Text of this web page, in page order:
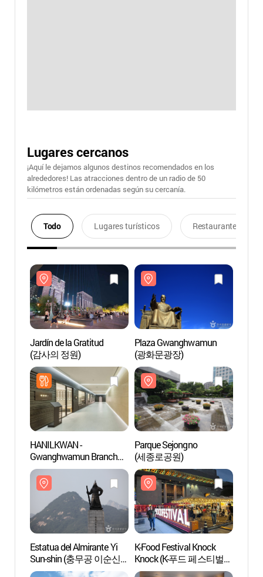
Lugares cercanos
¡Aquí le dejamos algunos destinos recomendados en los
alrededores! Las atracciones dentro de un radio de 50
kilómetros están ordenadas según su cercanía.
Todo Lugares turísticos Restaurantes
Jardín de la Gratitud
(감사의 정원)
Plaza Gwanghwamun
(광화문광장)
HANILKWAN -
Gwanghwamun Branch
(한일관 광화문)
Parque Sejongno
(세종로공원)
Estatua del Almirante Yi
Sun-shin (충무공 이순신
동상)
K-Food Festival Knock
Knock (K-푸드 페스티벌
넉넉)